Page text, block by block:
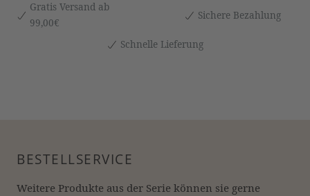
Gratis Versand ab
99,00€
Sichere Bezahlung
Schnelle Lieferung
BESTELLSERVICE
Weitere Produkte aus der Serie können sie gerne